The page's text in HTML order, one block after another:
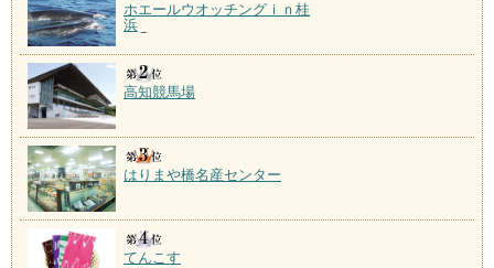
ホエールウオッチングｉｎ桂
浜
高知競馬場
はりまや橋名産センター
てんこす